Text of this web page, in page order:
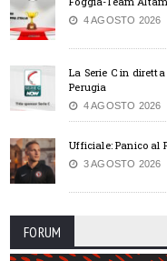
4 AGOSTO 2026
La Serie C in
Perugia
4 AGOSTO 2026
Ufficiale: Panico al
3 AGOSTO 2026
FORUM